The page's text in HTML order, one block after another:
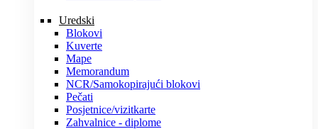
Uredski
Blokovi
Kuverte
Mape
Memorandum
NCR/Samokopirajući blokovi
Pečati
Posjetnice/vizitkarte
Zahvalnice - diplome